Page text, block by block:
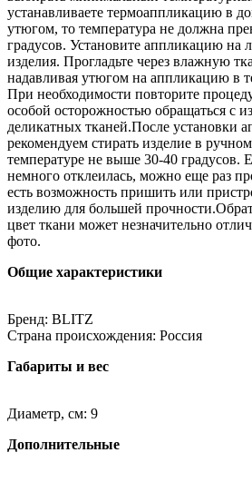
устанавливаете термоаппликацию в
утюгом, то температура не должна
градусов. Установите аппликацию на
изделия. Прогладьте через влажную
надавливая утюгом на аппликацию в
При необходимости повторите
особой осторожностью обращаться с
деликатных тканей.После установки
рекомендуем стирать изделие в
температуре не выше 30-40 градусов.
немного отклеилась, можно еще раз
есть возможность пришить или
изделию для большей
цвет ткани может незначительно
фото.
Общие характеристики
Бренд: BLITZ
Страна происхождения: Россия
Габариты и вес
Диаметр, см: 9
Дополнительные